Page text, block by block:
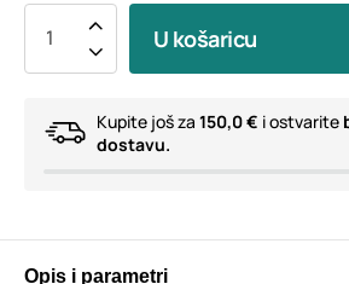
U košaricu
Kupite još za 150,0 € i ostvarite
dostavu.
Opis i parametri